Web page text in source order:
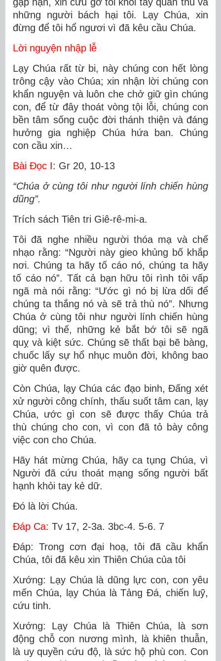
những người bách hại tôi. Lạy Chúa, xin
đừng để tôi hổ ngươi vì đã kêu cầu Chúa.
Lời nguyện nhập lễ
Lạy Chúa rất từ bi, này chúng con hết lòng
trông cậy vào Chúa; xin nhận lời chúng con
khẩn nguyện và luôn che chở giữ gìn chúng
con, để từ đây thoát vòng tội lỗi, chúng con
bền tâm sống cuộc đời thánh thiện và đáng
hưởng gia nghiệp Chúa hứa ban. Chúng
con cầu xin…
Bài Ðọc I: Gr 20, 10-13
“Chúa ở cùng tôi như người lính chiến hùng
dũng”.
Trích sách Tiên tri Giê-rê-mi-a.
Tôi đã nghe nhiều người thóa mạ và chế
nhạo rằng: “Người này gieo khủng bố khắp
nơi. Chúng ta hãy tố cáo nó, chúng ta hãy
tố cáo nó”. Tất cả bạn hữu tôi rình tôi vấp
ngã mà nói rằng: “Ước gì nó bị lừa dối để
chúng ta thắng nó và sẽ trả thù nó”. Nhưng
Chúa ở cùng tôi như người lính chiến hùng
dũng; vì thế, những kẻ bắt bớ tôi sẽ ngã
quỵ và kiệt sức. Chúng sẽ thất bại bẽ bàng,
chuốc lấy sự hổ nhục muôn đời, không bao
giờ quên được.
Còn Chúa, lạy Chúa các đạo binh, Ðấng xét
xử người công chính, thấu suốt tâm can, lạy
Chúa, ước gì con sẽ được thấy Chúa trả
thù chúng cho con, vì con đã tỏ bày công
việc con cho Chúa.
Hãy hát mừng Chúa, hãy ca tụng Chúa, vì
Người đã cứu thoát mạng sống người bất
hạnh khỏi tay kẻ dữ.
Ðó là lời Chúa.
Ðáp Ca: Tv 17, 2-3a. 3bc-4. 5-6. 7
Ðáp: Trong cơn đại hoạ, tôi đã cầu khẩn
Chúa, tôi đã kêu xin Thiên Chúa của tôi
Xướng: Lạy Chúa là dũng lực con, con yêu
mến Chúa, lạy Chúa là Tảng Ðá, chiến luỹ,
cứu tinh.
Xướng: Lạy Chúa là Thiên Chúa, là sơn
động chỗ con nương mình, là khiên thuẫn,
là uy quyền cứu độ, là sức hộ phù con. Con